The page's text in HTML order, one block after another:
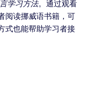
学习方法。通过观看
阅读挪威语书籍，可
式也能帮助学习者接